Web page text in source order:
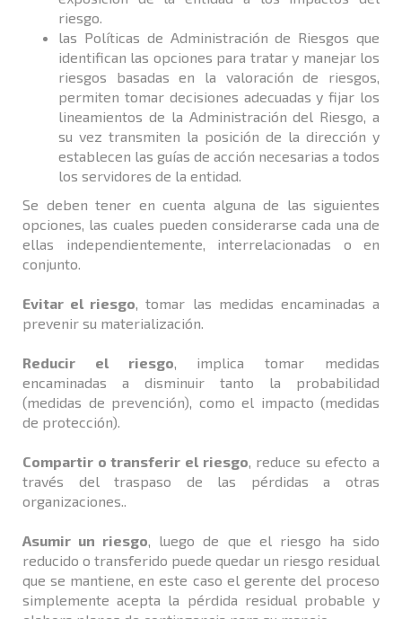
riesgo.
las Políticas de Administración de Riesgos que
identifican las opciones para tratar y manejar los
riesgos basadas en la valoración de riesgos,
permiten tomar decisiones adecuadas y fijar los
lineamientos de la Administración del Riesgo, a
su vez transmiten la posición de la dirección y
establecen las guí­as de acción necesarias a todos
los servidores de la entidad.
Se deben tener en cuenta alguna de las siguientes
opciones, las cuales pueden considerarse cada una de
ellas independientemente, interrelacionadas o en
conjunto.
Evitar el riesgo, tomar las medidas encaminadas a
prevenir su materialización.
Reducir el riesgo, implica tomar medidas
encaminadas a disminuir tanto la probabilidad
(medidas de prevención), como el impacto (medidas
de protección).
Compartir o transferir el riesgo, reduce su efecto a
través del traspaso de las pérdidas a otras
organizaciones..
Asumir un riesgo, luego de que el riesgo ha sido
reducido o transferido puede quedar un riesgo residual
que se mantiene, en este caso el gerente del proceso
simplemente acepta la pérdida residual probable y